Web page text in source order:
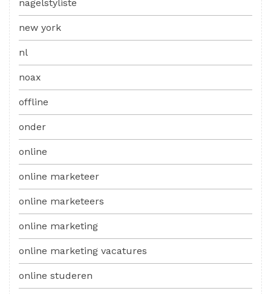
nagelstyliste
new york
nl
noax
offline
onder
online
online marketeer
online marketeers
online marketing
online marketing vacatures
online studeren